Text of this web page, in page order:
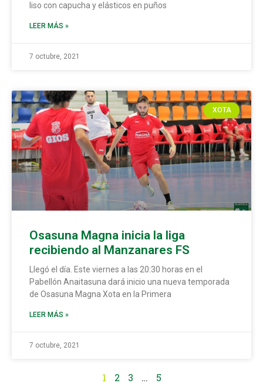
liso con capucha y elásticos en puños
LEER MÁS »
7 octubre, 2021
XOTA
Osasuna Magna inicia la liga
recibiendo al Manzanares FS
Llegó el día. Este viernes a las 20:30 horas en el
Pabellón Anaitasuna dará inicio una nueva temporada
de Osasuna Magna Xota en la Primera
LEER MÁS »
7 octubre, 2021
1 2 3 … 5